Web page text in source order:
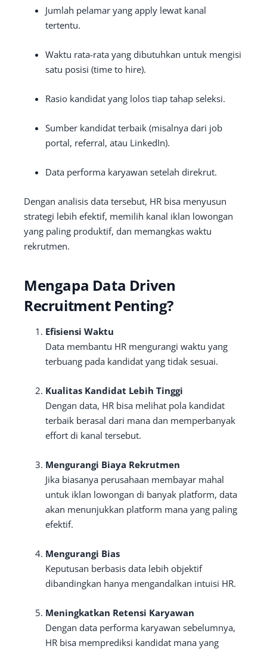
Jumlah pelamar yang apply lewat kanal
tertentu.
Waktu rata-rata yang dibutuhkan untuk mengisi
satu posisi (time to hire).
Rasio kandidat yang lolos tiap tahap seleksi.
Sumber kandidat terbaik (misalnya dari job
portal, referral, atau LinkedIn).
Data performa karyawan setelah direkrut.
Dengan analisis data tersebut, HR bisa menyusun
strategi lebih efektif, memilih kanal iklan lowongan
yang paling produktif, dan memangkas waktu
rekrutmen.
Mengapa Data Driven
Recruitment Penting?
Efisiensi Waktu
Data membantu HR mengurangi waktu yang
terbuang pada kandidat yang tidak sesuai.
Kualitas Kandidat Lebih Tinggi
Dengan data, HR bisa melihat pola kandidat
terbaik berasal dari mana dan memperbanyak
effort di kanal tersebut.
Mengurangi Biaya Rekrutmen
Jika biasanya perusahaan membayar mahal
untuk iklan lowongan di banyak platform, data
akan menunjukkan platform mana yang paling
efektif.
Mengurangi Bias
Keputusan berbasis data lebih objektif
dibandingkan hanya mengandalkan intuisi HR.
Meningkatkan Retensi Karyawan
Dengan data performa karyawan sebelumnya,
HR bisa memprediksi kandidat mana yang